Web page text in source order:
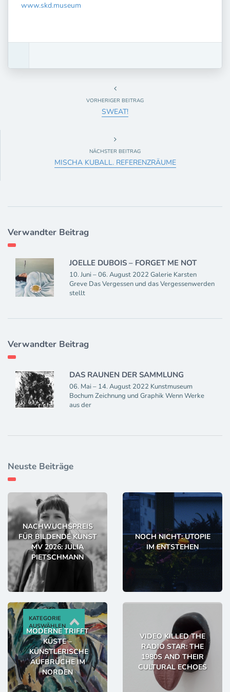
www.skd.museum
VORHERIGER BEITRAG
SWEAT!
NÄCHSTER BEITRAG
MISCHA KUBALL. REFERENZRÄUME
Verwandter Beitrag
JOELLE DUBOIS – FORGET ME NOT
10. Juni – 06. August 2022 Galerie Karsten
Greve Das Vergessen und das Vergessenwerden
stellt
Verwandter Beitrag
DAS RAUNEN DER SAMMLUNG
06. Mai – 14. August 2022 Kunstmuseum
Bochum Zeichnung und Graphik Wenn Werke
aus der
Neuste Beiträge
NACHWUCHSPREIS
FÜR BILDENDE KUNST
MV 2026: JULIA
PIETSCHMANN
NOCH NICHT: UTOPIE
IM ENTSTEHEN
MODERNE TRIFFT
KÜSTE –
KÜNSTLERISCHE
AUFBRÜCHE IM
NORDEN
VIDEO KILLED THE
RADIO STAR: THE
1980S AND THEIR
CULTURAL ECHOES
KATEGORIE
AUSWÄHLEN